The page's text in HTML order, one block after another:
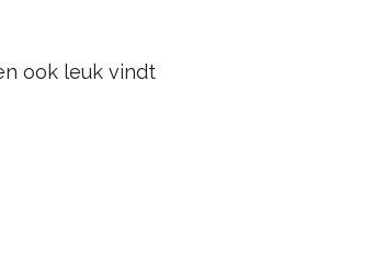
ook leuk vindt